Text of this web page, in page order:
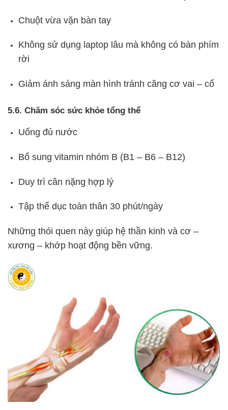
Chuột vừa vặn bàn tay
Không sử dụng laptop lâu mà không có bàn phím
rời
Giảm ánh sáng màn hình tránh căng cơ vai – cổ
5.6. Chăm sóc sức khỏe tổng thể
Uống đủ nước
Bổ sung vitamin nhóm B (B1 – B6 – B12)
Duy trì cân nặng hợp lý
Tập thể dục toàn thân 30 phút/ngày
Những thói quen này giúp hệ thần kinh và cơ –
xương – khớp hoạt động bền vững.